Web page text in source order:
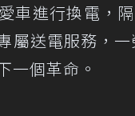
車進行換電，
屬送電服務，
一個革命。